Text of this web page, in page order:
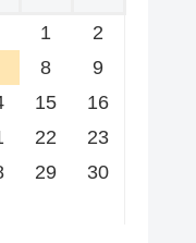
1
2
8
9
15
16
22
23
29
30